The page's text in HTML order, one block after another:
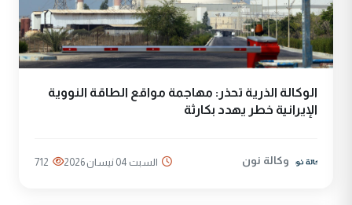
الوكالة الذرية تحذر: مهاجمة مواقع الطاقة النووية
الإيرانية خطر يهدد بكارثة
وكالة نون السبت 04 نيسان 2026 712